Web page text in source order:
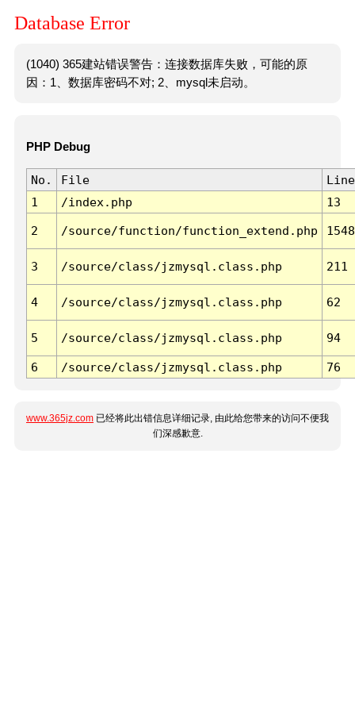
Database Error
(1040) 365建站错误警告：连接数据库失败，可能的原
因：1、数据库密码不对; 2、mysql未启动。
PHP Debug
No. File
Line
1
/index.php 13
2 /source/function/function_extend.php 1548
3 /source/class/jzmysql.class.php 211
4 /source/class/jzmysql.class.php 62
5 /source/class/jzmysql.class.php 94
6 /source/class/jzmysql.class.php 76
www.365jz.com 已经将此出错信息详细记录, 由此给您带来的访问不便我
们深感歉意.